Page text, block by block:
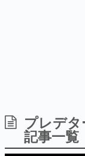
日本
画です
日
プレデ
記事一覧